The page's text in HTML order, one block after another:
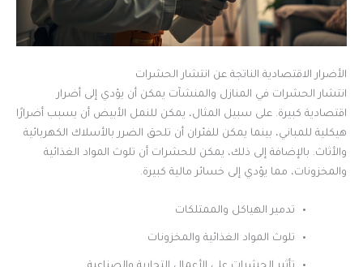
الأضرار الاقتصادية الناتجة عن انتشار الحشرات
انتشار الحشرات في المنازل والمنشآت يمكن أن يؤدي إلى أضرار
اقتصادية كبيرة. على سبيل المثال، يمكن للنمل الأبيض أن يسبب أضرارًا
هيكلية للمباني، بينما يمكن للفئران أن تلحق الضرر بالأسلاك الكهربائية
والأثاث. بالإضافة إلى ذلك، يمكن للحشرات أن تلوث المواد الغذائية
والمخزونات، مما يؤدي إلى خسائر مالية كبيرة.
تدمير الهياكل والممتلكات
تلوث المواد الغذائية والمخزونات